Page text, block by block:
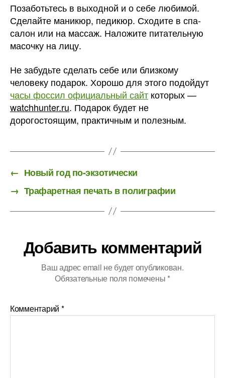
Позаботьтесь в выходной и о себе любимой.
Сделайте маникюр, педикюр. Сходите в спа-
салон или на массаж. Наложите питательную
масочку на лицу.
Не забудьте сделать себе или близкому
человеку подарок. Хорошо для этого подойдут
часы фоссил официальный сайт которых —
watchhunter.ru. Подарок будет не
дорогостоящим, практичным и полезным.
← Новый год по-экзотически
→ Трафаретная печать в полиграфии
Добавить комментарий
Ваш адрес email не будет опубликован.
Обязательные поля помечены *
Комментарий *